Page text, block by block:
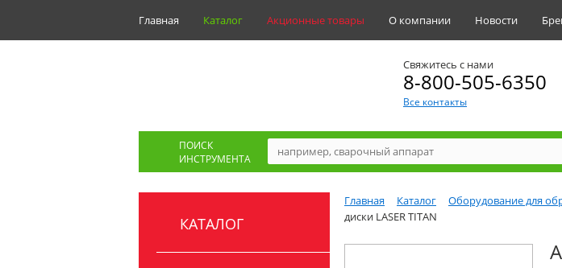
Главная Каталог Акционные товары О компании Новости
Свяжитесь с нами
8-800-505-6350
Все контакты
ПОИСК
ИНСТРУМЕНТА
КАТАЛОГ
Главная Каталог Оборудование для
диски LASER TITAN